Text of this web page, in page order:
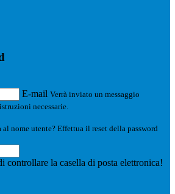
E-mail Verrà inviato un messaggio
necessarie.
nome utente? Effettua il reset della password
controllare la casella di posta elettronica!